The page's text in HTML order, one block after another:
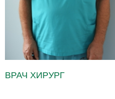
ВРАЧ ХИРУРГ